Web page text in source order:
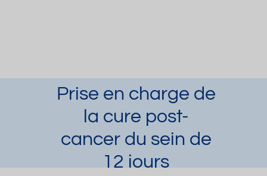
Prise en charge de
la cure post-
cancer du sein de
12 jours